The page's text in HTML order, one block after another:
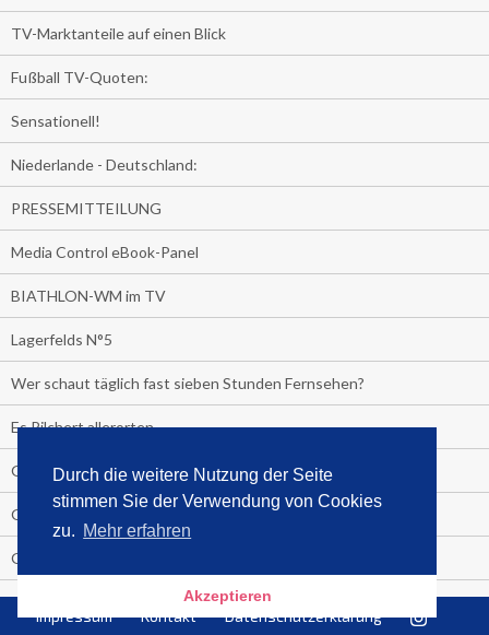
Durch die weitere Nutzung der Seite
stimmen Sie der Verwendung von Cookies
zu. Mehr erfahren
Akzeptieren
TV-Marktanteile auf einen Blick
Fußball TV-Quoten:
Sensationell!
Niederlande - Deutschland:
PRESSEMITTEILUNG
Media Control eBook-Panel
BIATHLON-WM im TV
Lagerfelds N°5
Wer schaut täglich fast sieben Stunden Fernsehen?
Es Pilchert allerorten
Geheime Promi-Bücher-Bestenliste
Gratis-E-Book-Aktionen
Gefahr fürs Dschungelcamp!
PRESSEMITTEILUNG
Impressum Kontakt Datenschutzerklärung